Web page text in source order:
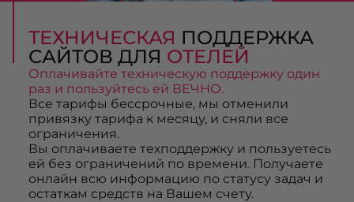
ТЕХНИЧЕСКАЯ ПОДДЕРЖКА
САЙТОВ ДЛЯ ОТЕЛЕЙ
Оплачивайте техническую поддержку один
раз и пользуйтесь ей ВЕЧНО.
Все тарифы бессрочные, мы отменили
привязку тарифа к месяцу, и сняли все
ограничения.
Вы оплачиваете техподдержку и пользуетесь
ей без ограничений по времени. Получаете
онлайн всю информацию по статусу задач и
остаткам средств на Вашем счету.